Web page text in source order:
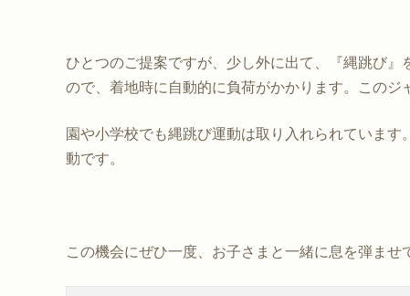
ひとつのご提案ですが、少し外に出て、『縄跳び
ので、着地時に自動的に負荷がかかります。このジ
園や小学校でも縄跳び運動は取り入れられていま
動です。
この機会にぜひ一度、お子さまと一緒に息を弾ませ